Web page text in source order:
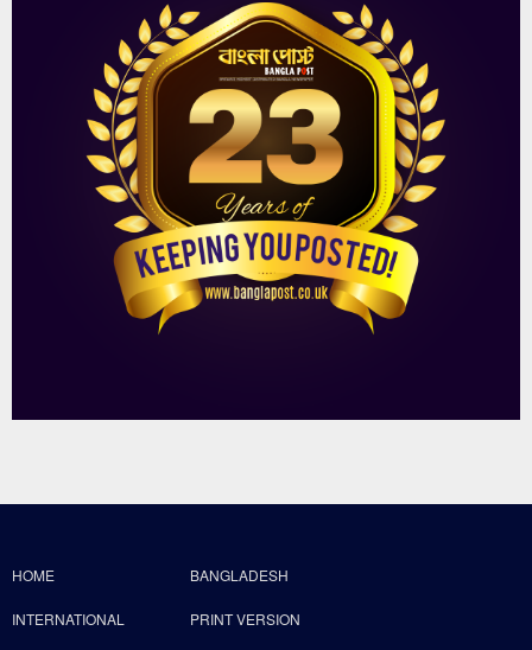
HOME BANGLADESH
INTERNATIONAL PRINT VERSION